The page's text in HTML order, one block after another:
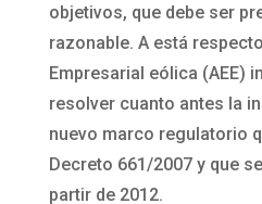
objetivos, que debe ser
razonable. A está
Empresarial eólica (AEE)
resolver cuanto antes la
nuevo marco regulatorio
Decreto 661/2007 y que
partir de 2012.